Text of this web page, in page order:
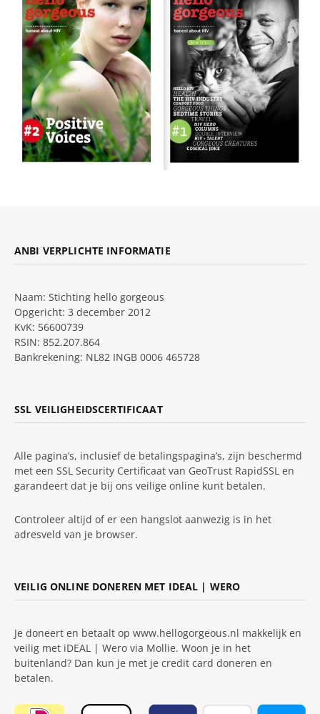
ANBI VERPLICHTE INFORMATIE
Naam: Stichting hello gorgeous
Opgericht: 3 december 2012
KvK: 56600739
RSIN: 852.207.864
Bankrekening: NL82 INGB 0006 465728
SSL VEILIGHEIDSCERTIFICAAT
Alle pagina’s, inclusief de betalingspagina’s, zijn beschermd
met een SSL Security Certificaat van GeoTrust RapidSSL en
garandeert dat je bij ons veilige online kunt betalen.
Controleer altijd of er een hangslot aanwezig is in het
adresveld van je browser.
VEILIG ONLINE DONEREN MET IDEAL | WERO
Je doneert en betaalt op www.hellogorgeous.nl makkelijk en
veilig met iDEAL | Wero via Mollie. Woon je in het
buitenland? Dan kun je met je credit card doneren en
betalen.